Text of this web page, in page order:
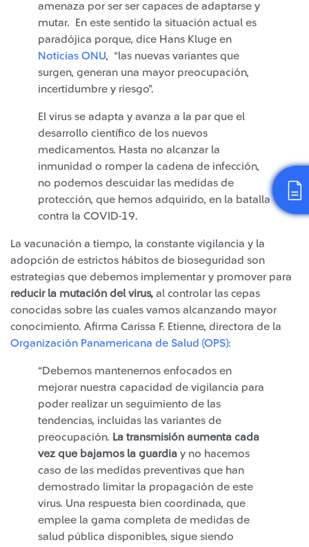
amenaza por ser ser capaces de adaptarse y
mutar. En este sentido la situación actual es
paradójica porque, dice Hans Kluge en
Noticias ONU, “las nuevas variantes que
surgen, generan una mayor preocupación,
incertidumbre y riesgo”.
El virus se adapta y avanza a la par que el
desarrollo científico de los nuevos
medicamentos. Hasta no alcanzar la
inmunidad o romper la cadena de infección,
no podemos descuidar las medidas de
protección, que hemos adquirido, en la batalla
contra la COVID-19.
La vacunación a tiempo, la constante vigilancia y la
adopción de estrictos hábitos de bioseguridad son
estrategias que debemos implementar y promover para
reducir la mutación del virus, al controlar las cepas
conocidas sobre las cuales vamos alcanzando mayor
conocimiento. Afirma Carissa F. Etienne, directora de la
Organización Panamericana de Salud (OPS):
“Debemos mantenernos enfocados en
mejorar nuestra capacidad de vigilancia para
poder realizar un seguimiento de las
tendencias, incluidas las variantes de
preocupación. La transmisión aumenta cada
vez que bajamos la guardia y no hacemos
caso de las medidas preventivas que han
demostrado limitar la propagación de este
virus. Una respuesta bien coordinada, que
emplee la gama completa de medidas de
salud pública disponibles, sigue siendo